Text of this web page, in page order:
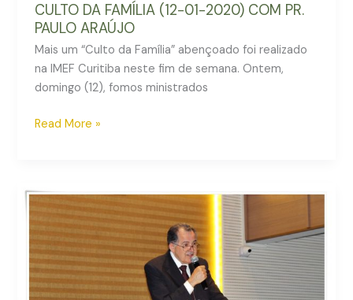
CULTO DA FAMÍLIA (12-01-2020) COM PR.
PAULO ARAÚJO
Mais um “Culto da Família” abençoado foi realizado
na IMEF Curitiba neste fim de semana. Ontem,
domingo (12), fomos ministrados
Read More »
CULTO
DA
FAMÍLIA
(05-
01-
2020)